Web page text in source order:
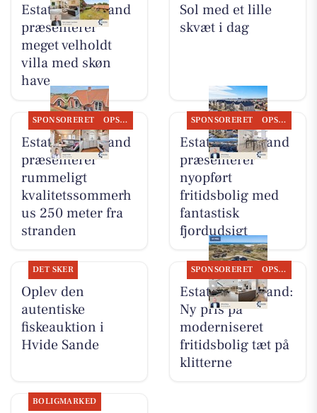
Estate Vestjylland
præsenterer
meget velholdt
villa med skøn
have
Sol med et lille
skvæt i dag
SPONSORERET OPSLAGSTAVLEN
Estate Vestjylland
præsenterer
rummeligt
kvalitetssommerh
us 250 meter fra
stranden
SPONSORERET OPSLAGSTAVLEN
Estate Vestjylland
præsenterer
nyopført
fritidsbolig med
fantastisk
fjordudsigt
DET SKER
Oplev den
autentiske
fiskeauktion i
Hvide Sande
SPONSORERET OPSLAGSTAVLEN
Estate Vestjylland:
Ny pris på
moderniseret
fritidsbolig tæt på
klitterne
BOLIGMARKED